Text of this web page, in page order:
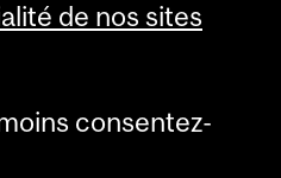
de nos sites
consentez-